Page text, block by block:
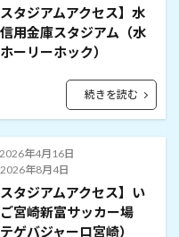
スタジアムアクセス】水
用金庫スタジアム（水
ーリーホック）
続きを読む
2026年4月16日
2026年8月4日
スタジアムアクセス】い
宮崎新富サッカー場
テゲバジャーロ宮崎）